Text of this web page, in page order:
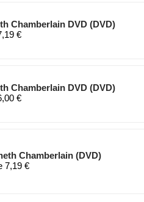
Chamberlain DVD (DVD)
€
Chamberlain DVD (DVD)
€
Chamberlain (DVD)
7,19 €